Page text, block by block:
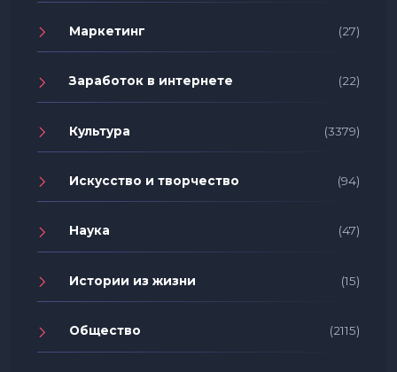
Маркетинг (27)
Заработок в интернете (22)
Культура (3379)
Искусство и творчество (94)
Наука (47)
Истории из жизни (15)
Общество (2115)